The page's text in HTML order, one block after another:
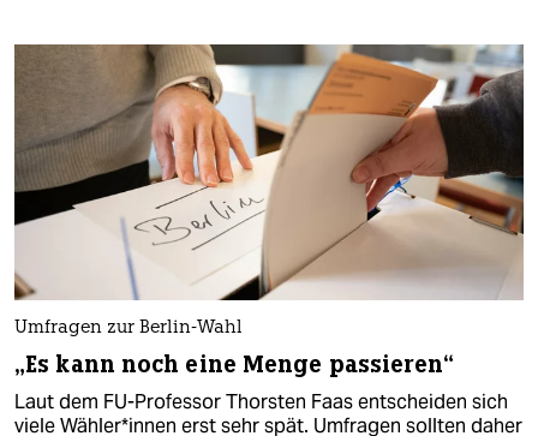
Umfragen zur Berlin-Wahl
„Es kann noch eine Menge passieren“
Laut dem FU-Professor Thorsten Faas entscheiden sich
viele Wäh­le­r*in­nen erst sehr spät. Umfragen sollten daher